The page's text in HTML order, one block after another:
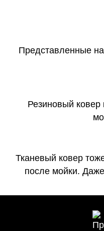
Представленные
Резиновый ковер
Тканевый ковер
после мойки.